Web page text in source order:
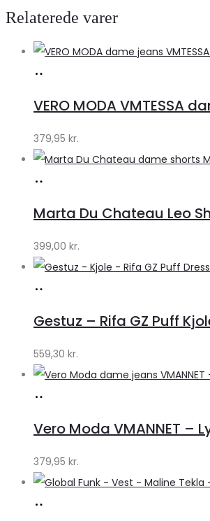
Relaterede varer
Klædeskabet.dk
VERO MODA VMTESSA
379,95 kr.
Klædeskabet.dk
Marta Du Chateau Leo
399,00 kr.
Lykke
by
Lykke
Gestuz – Rifa GZ Puff
559,30 kr.
Klædeskabet.dk
Vero Moda VMANNET –
379,95 kr.